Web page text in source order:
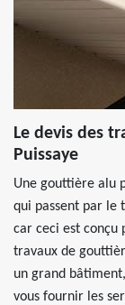
Le devis des
Puissaye
Une gouttière alu
qui passent par le
car ceci est conçu
travaux de
un grand
vous fournir les